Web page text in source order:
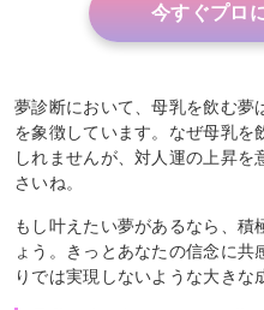
今すぐプロ
夢診断において、母乳を飲む夢
を象徴しています。なぜ母乳を
しれませんが、対人運の上昇
さいね。
もし叶えたい夢があるなら、積
ょう。きっとあなたの信念に共
りでは実現しないような大きな